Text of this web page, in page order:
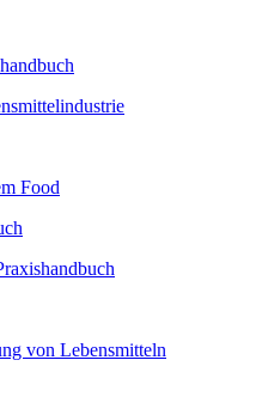
Food
von Lebensmitteln